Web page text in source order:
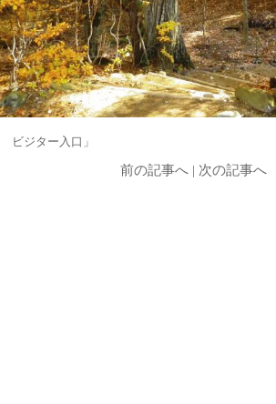
ビジター入口」
前の記事へ| 次の記事へ